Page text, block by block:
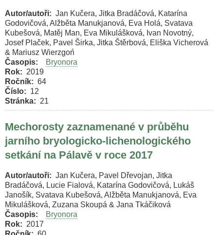
Autor/autoři
Jan Kučera, Jitka Bradáčová, Katarína
Godovičová, Alžběta Manukjanová, Eva Holá, Svatava
Kubešová, Matěj Man, Eva Mikulášková, Ivan Novotný,
Josef Plaček, Pavel Širka, Jitka Štěrbová, Eliška Vicherová
& Mariusz Wierzgoń
Časopis
Bryonora
Rok
2019
Ročník
64
Číslo
12
Stránka
21
Mechorosty zaznamenané v průběhu
jarního bryologicko-lichenologického
setkání na Pálavě v roce 2017
Autor/autoři
Jan Kučera, Pavel Dřevojan, Jitka
Bradáčová, Lucie Fialová, Katarína Godovičová, Lukáš
Janošík, Svatava Kubešová, Alžběta Manukjanová, Eva
Mikulášková, Zuzana Skoupá & Jana Tkáčiková
Časopis
Bryonora
Rok
2017